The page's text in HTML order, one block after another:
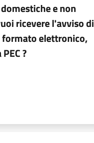
e non
ricevere l'avviso di
elettronico,
?